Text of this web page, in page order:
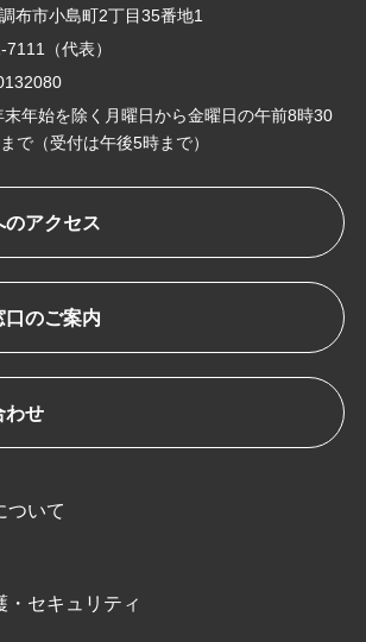
布市小島町2丁目35番地1
（代表）
末年始を除く月曜日から金曜日の午前8時30
で（受付は午後5時まで）
のアクセス
口のご案内
わせ
ついて
・セキュリティ